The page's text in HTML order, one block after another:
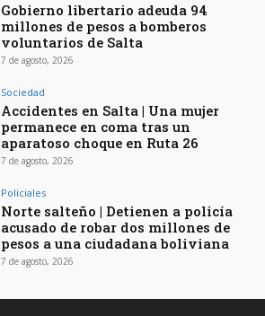
Gobierno libertario adeuda 94
millones de pesos a bomberos
voluntarios de Salta
7 de agosto, 2026
Sociedad
Accidentes en Salta | Una mujer
permanece en coma tras un
aparatoso choque en Ruta 26
7 de agosto, 2026
Policiales
Norte salteño | Detienen a policía
acusado de robar dos millones de
pesos a una ciudadana boliviana
7 de agosto, 2026